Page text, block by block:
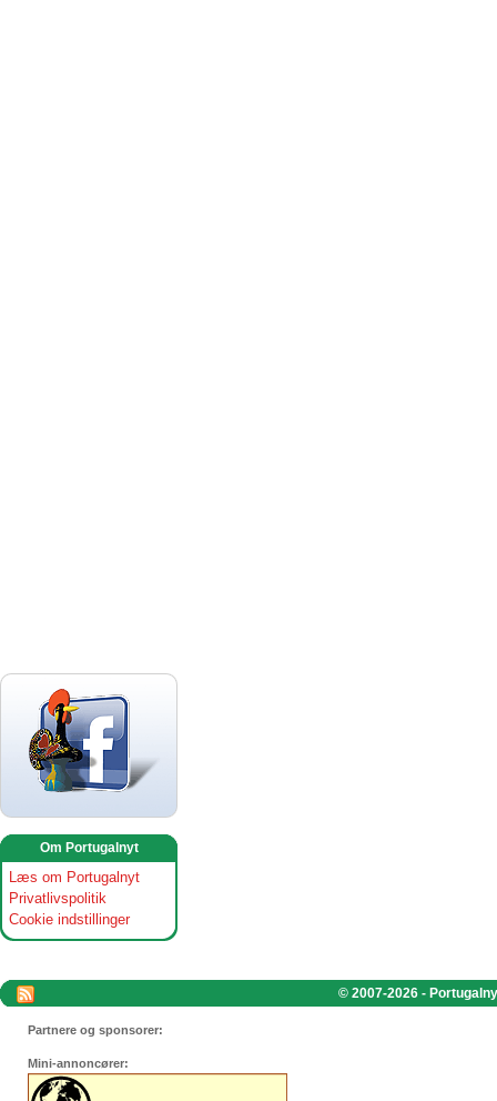
Om Portugalnyt
Læs om Portugalnyt
Privatlivspolitik
Cookie indstillinger
© 2007-2026 -
Partnere og sponsorer:
Mini-annoncører: